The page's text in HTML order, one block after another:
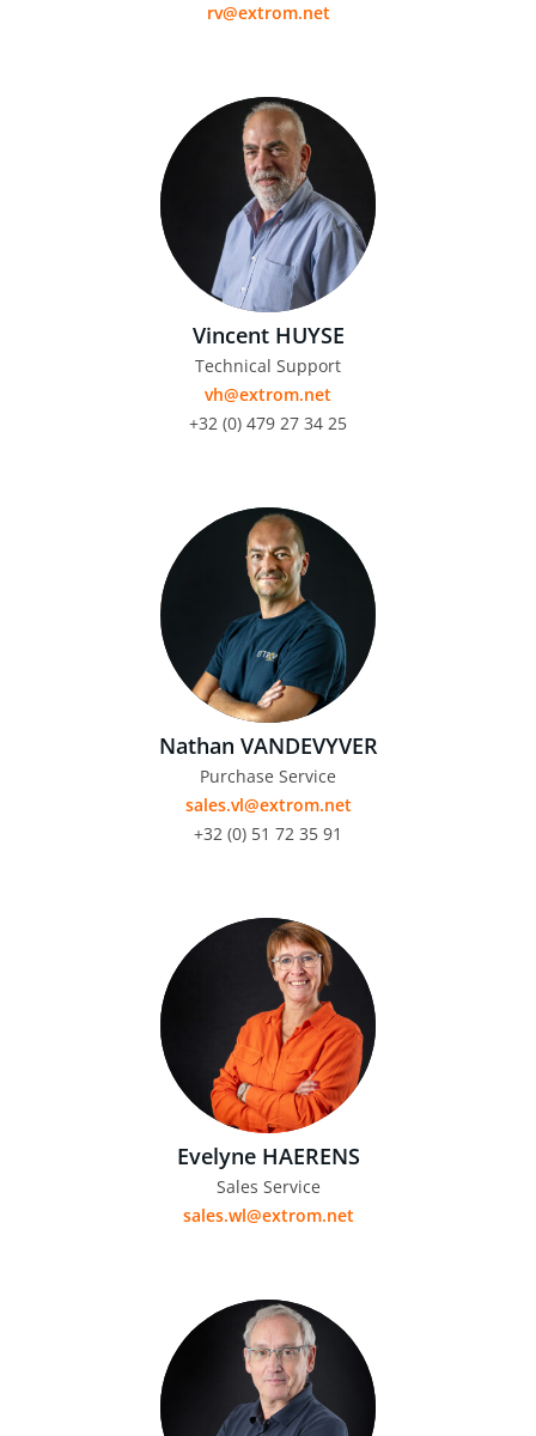
rv@extrom.net
Vincent HUYSE
Technical Support
vh@extrom.net
+32 (0) 479 27 34 25
Nathan VANDEVYVER
Purchase Service
sales.vl@extrom.net
+32 (0) 51 72 35 91
Evelyne HAERENS
Sales Service
sales.wl@extrom.net